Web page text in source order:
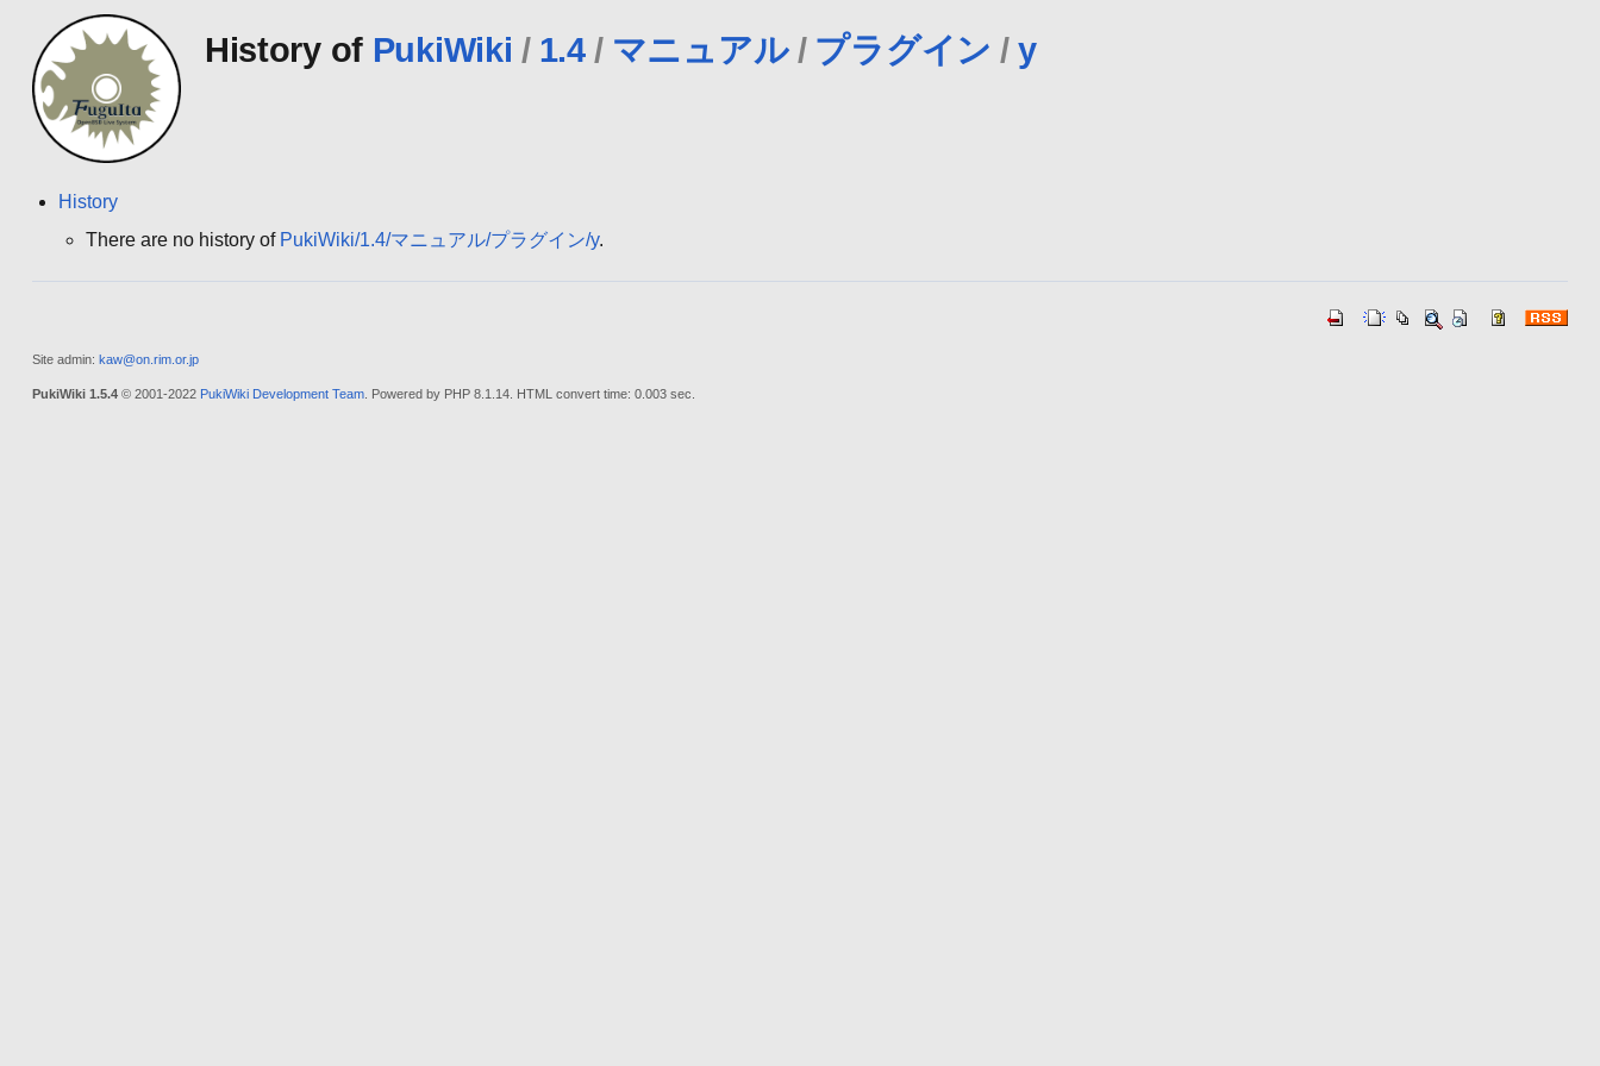
History of PukiWiki / 1.4 / マニュアル / プラグイン / y
History
There are no history of PukiWiki/1.4/マニュアル/プラグイン/y.
Site admin: kaw@on.rim.or.jp
PukiWiki 1.5.4© 2001-2022 PukiWiki Development Team. Powered by PHP 8.1.14. HTML convert time: 0.003 sec.